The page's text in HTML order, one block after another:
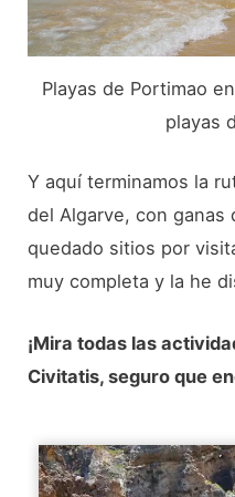
Playas de Portimao
playas
Y aquí terminamos la
del Algarve, con ganas
quedado sitios por
muy completa y la he
¡Mira todas las
Civitatis, seguro que